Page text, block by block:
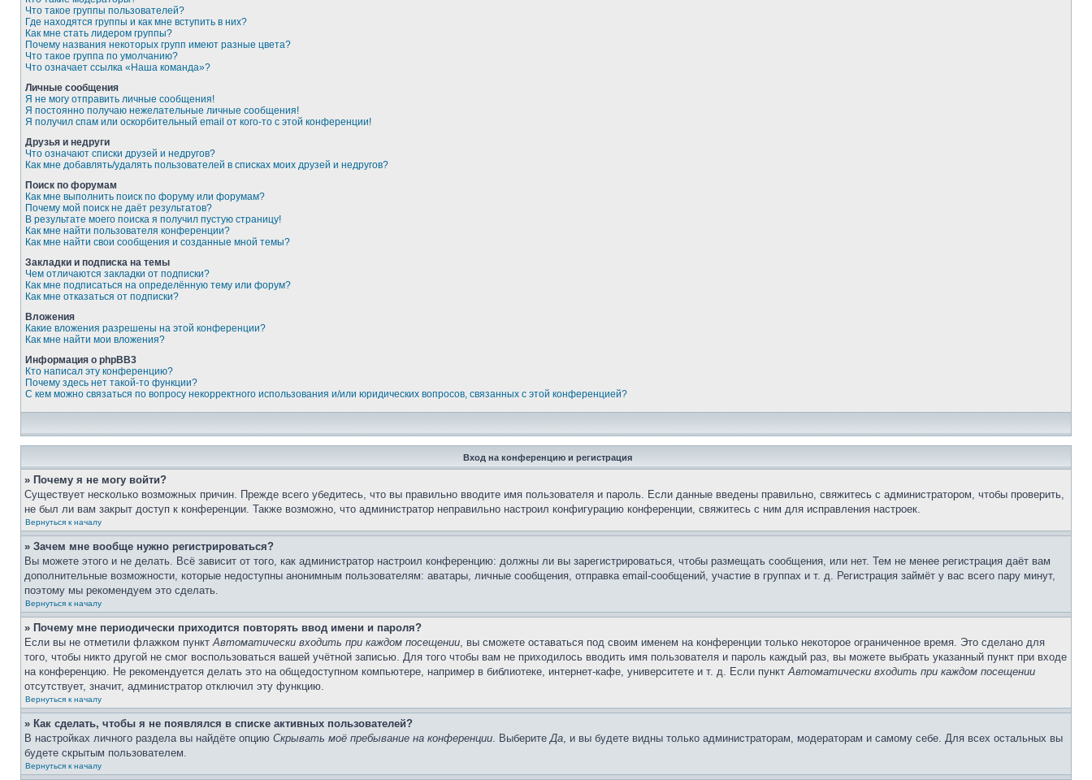
Что такое группы пользователей?
Где находятся группы и как мне вступить в них?
Как мне стать лидером группы?
Почему названия некоторых групп имеют разные цвета?
Что такое группа по умолчанию?
Что означает ссылка «Наша команда»?
Личные сообщения
Я не могу отправить личные сообщения!
Я постоянно получаю нежелательные личные сообщения!
Я получил спам или оскорбительный email от кого-то с этой конференции!
Друзья и недруги
Что означают списки друзей и недругов?
Как мне добавлять/удалять пользователей в списках моих друзей и недругов?
Поиск по форумам
Как мне выполнить поиск по форуму или форумам?
Почему мой поиск не даёт результатов?
В результате моего поиска я получил пустую страницу!
Как мне найти пользователя конференции?
Как мне найти свои сообщения и созданные мной темы?
Закладки и подписка на темы
Чем отличаются закладки от подписки?
Как мне подписаться на определённую тему или форум?
Как мне отказаться от подписки?
Вложения
Какие вложения разрешены на этой конференции?
Как мне найти мои вложения?
Информация о phpBB3
Кто написал эту конференцию?
Почему здесь нет такой-то функции?
С кем можно связаться по вопросу некорректного использования и/или юридических вопросов, связанных с этой конференцией?
Вход на конференцию и регистрация
» Почему я не могу войти?
Существует несколько возможных причин. Прежде всего убедитесь, что вы правильно вводите имя пользователя и пароль. Если данные введены правильно, свяжитесь с администратором, чтобы проверить,
не был ли вам закрыт доступ к конференции. Также возможно, что администратор неправильно настроил конфигурацию конференции, свяжитесь с ним для исправления настроек.
Вернуться к началу
» Зачем мне вообще нужно регистрироваться?
Вы можете этого и не делать. Всё зависит от того, как администратор настроил конференцию: должны ли вы зарегистрироваться, чтобы размещать сообщения, или нет. Тем не менее регистрация даёт вам
дополнительные возможности, которые недоступны анонимным пользователям: аватары, личные сообщения, отправка email-сообщений, участие в группах и т. д. Регистрация займёт у вас всего пару минут,
поэтому мы рекомендуем это сделать.
Вернуться к началу
» Почему мне периодически приходится повторять ввод имени и пароля?
Если вы не отметили флажком пунктАвтоматически входить при каждом посещении, вы сможете оставаться под своим именем на конференции только некоторое ограниченное время. Это сделано для
того, чтобы никто другой не смог воспользоваться вашей учётной записью. Для того чтобы вам не приходилось вводить имя пользователя и пароль каждый раз, вы можете выбрать указанный пункт при входе
на конференцию. Не рекомендуется делать это на общедоступном компьютере, например в библиотеке, интернет-кафе, университете и т. д. Если пунктАвтоматически входить при каждом посещении
отсутствует, значит, администратор отключил эту функцию.
Вернуться к началу
» Как сделать, чтобы я не появлялся в списке активных пользователей?
В настройках личного раздела вы найдёте опцию Скрывать моё пребывание на конференции. ВыберитеДа, и вы будете видны только администраторам, модераторам и самому себе. Для всех остальных вы
будете скрытым пользователем.
Вернуться к началу